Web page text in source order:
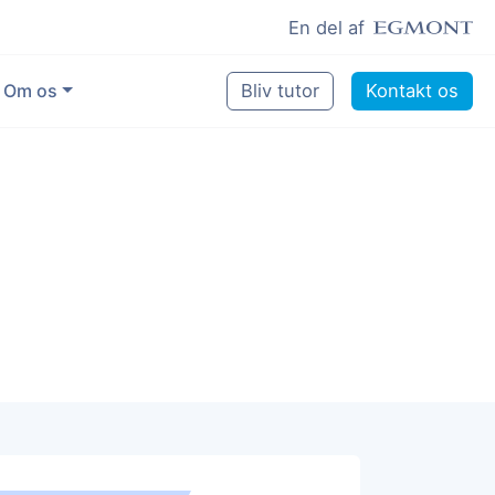
En del af
Om os Bliv tutor Kontakt os